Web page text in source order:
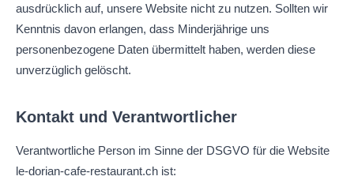
ausdrücklich auf, unsere Website nicht zu nutzen. Sollten wir
Kenntnis davon erlangen, dass Minderjährige uns
personenbezogene Daten übermittelt haben, werden diese
unverzüglich gelöscht.
Kontakt und Verantwortlicher
Verantwortliche Person im Sinne der DSGVO für die Website
le-dorian-cafe-restaurant.ch ist: